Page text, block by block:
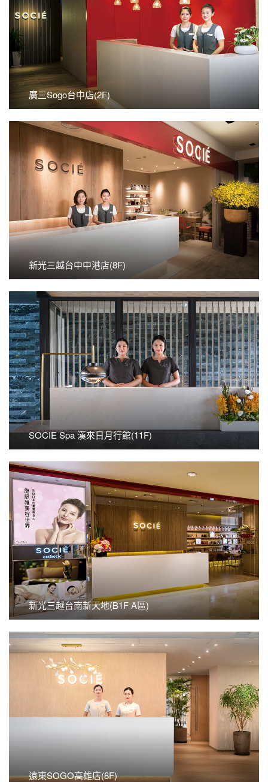
廣三Sogo台中店(2F)
看更多
廣三SOGO台中店(2F)
新光三越台中中港店(8F)
看更多
新光三越台中中港店(8F)
SOCIE Spa 漢來日月行館(11F)
看更多
SOCIE SPA 漢來日月行館(11F)
新光三越台南新天地(B1F A區)
看更多
新光三越台南新天地(B1F A區)
遠東SOGO高雄店(8F)
看更多
遠東SOGO高雄店(8F)